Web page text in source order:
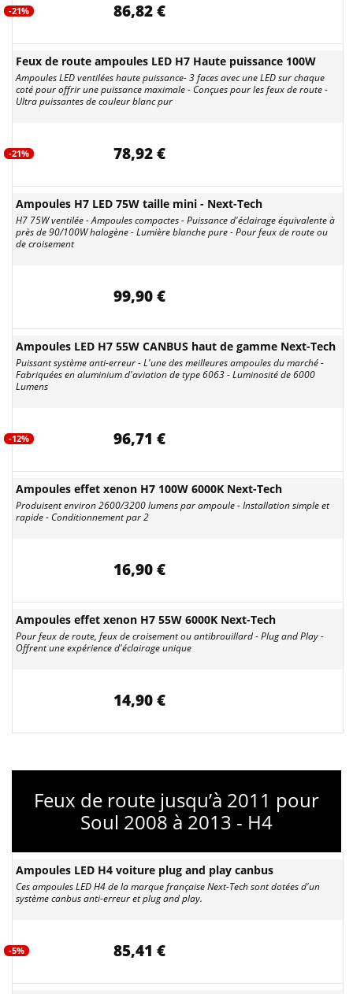
-21% 86,82 €
Feux de route ampoules LED H7 Haute puissance 100W
Ampoules LED ventilées haute puissance- 3 faces avec une LED sur chaque
coté pour offrir une puissance maximale - Conçues pour les feux de route -
Ultra puissantes de couleur blanc pur
-21% 78,92 €
Ampoules H7 LED 75W taille mini - Next-Tech
H7 75W ventilée - Ampoules compactes - Puissance d'éclairage équivalente à
près de 90/100W halogène - Lumière blanche pure - Pour feux de route ou
de croisement
99,90 €
Ampoules LED H7 55W CANBUS haut de gamme Next-Tech
Puissant système anti-erreur - L'une des meilleures ampoules du marché -
Fabriquées en aluminium d'aviation de type 6063 - Luminosité de 6000
Lumens
-12% 96,71 €
Ampoules effet xenon H7 100W 6000K Next-Tech
Produisent environ 2600/3200 lumens par ampoule - Installation simple et
rapide - Conditionnement par 2
16,90 €
Ampoules effet xenon H7 55W 6000K Next-Tech
Pour feux de route, feux de croisement ou antibrouillard - Plug and Play -
Offrent une expérience d'éclairage unique
14,90 €
Feux de route jusqu’à 2011 pour
Soul 2008 à 2013 - H4
Ampoules LED H4 voiture plug and play canbus
Ces ampoules LED H4 de la marque française Next-Tech sont dotées d'un
système canbus anti-erreur et plug and play.
-5% 85,41 €